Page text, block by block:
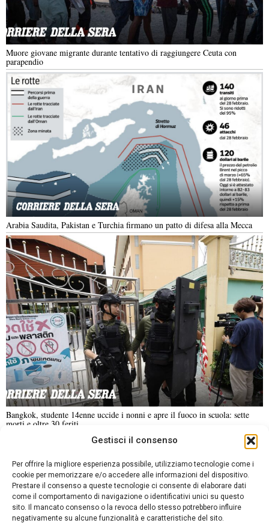
Gestisci il consenso
Per offrire la migliore esperienza possibile, utilizziamo tecnologie come i
cookie per memorizzare e/o accedere alle informazioni del dispositivo.
Prestare il consenso a queste tecnologie ci consente di elaborare dati
come il comportamento di navigazione o identificativi unici su questo
sito. Il mancato consenso o la revoca dello stesso potrebbero influire
negativamente su alcune funzionalità e caratteristiche del sito.
Muore giovane migrante durante tentativo di raggiungere Ceuta con
parapendio
Arabia Saudita, Pakistan e Turchia firmano un patto di difesa alla Mecca
Bangkok, studente 14enne uccide i nonni e apre il fuoco in scuola: sette
morti e oltre 30 feriti
ANALISI E OPINIONI
SPORT CULTURA VIAGGI
Contatti
Informativa sulla privacy
DA NON PERDERE